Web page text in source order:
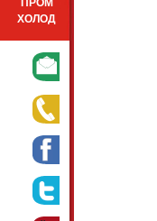
ПРОМ
ХОЛОД